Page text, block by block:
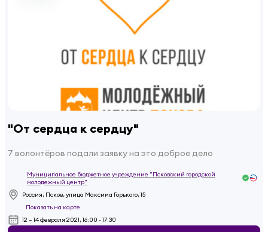
"От сердца к сердцу"
7 волонтёров подали заявку на это доброе дело
Муниципальное бюджетное учреждение "Псковский городской
молодежный центр"
Россия, Псков, улица Максима Горького, 15
Показать на карте
12 – 14 февраля 2021, 16:00 - 17:30